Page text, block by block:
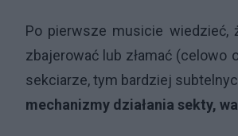
Po pierwsze musicie wiedzieć,
zbajerować lub złamać (celowo
sekciarze, tym bardziej
mechanizmy działania sekty,